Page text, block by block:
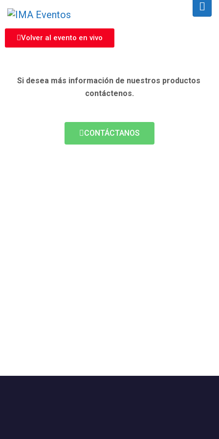
Volver al evento en vivo
Si desea más información de nuestros productos
contáctenos.
CONTÁCTANOS